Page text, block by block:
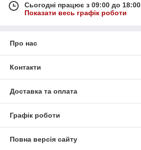
Сьогодні працює з 09:00 до 18:00
Показати весь графік роботи
Про нас
Контакти
Доставка та оплата
Графік роботи
Повна версія сайту